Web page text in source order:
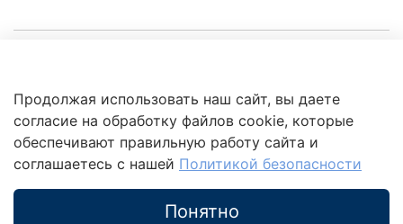
Клиентам
Это интересно
Продолжая использовать наш сайт, вы даете
согласие на обработку файлов cookie, которые
обеспечивают правильную работу сайта и
соглашаетесь с нашей Политикой безопасности
Понятно
обработки